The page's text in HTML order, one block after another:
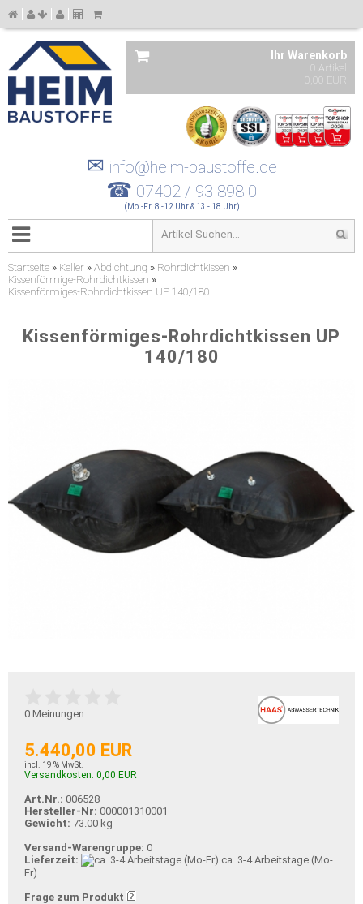
Ihr Warenkorb
0 Artikel
0,00 EUR
✉ info@heim-baustoffe.de
☎ 07402 / 93 898 0
(Mo.-Fr. 8 -12 Uhr & 13 - 18 Uhr)
Startseite » Keller » Abdichtung » Rohrdichtkissen »
Kissenförmige-Rohrdichtkissen »
Kissenförmiges-Rohrdichtkissen UP 140/180
Kissenförmiges-Rohrdichtkissen UP
140/180
0 Meinungen
5.440,00 EUR
incl. 19 % MwSt.
Versandkosten: 0,00 EUR
Art.Nr.: 006528
Hersteller-Nr: 000001310001
Gewicht: 73.00 kg
Versand-Warengruppe: 0
Lieferzeit:
ca. 3-4 Arbeitstage (Mo-
Fr)
Frage zum Produkt